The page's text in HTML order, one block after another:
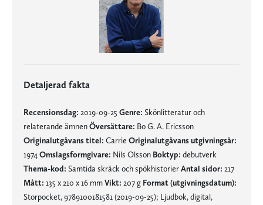
Detaljerad fakta
Recensionsdag: 2019-09-25 Genre: Skönlitteratur och
relaterande ämnenÖversättare: Bo G. A. Ericsson
Originalutgåvans titel: Carrie Originalutgåvans utgivningsår:
1974 Omslagsformgivare: Nils Olsson Boktyp: debutverk
Thema-kod: Samtida skräck och spökhistorierAntal sidor: 217
Mått: 135 x 210 x 16 mmVikt: 207 g Format (utgivningsdatum):
Storpocket, 9789100181581 (2019-09-25); Ljudbok, digital,